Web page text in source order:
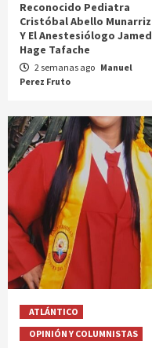
Reconocido Pediatra
Cristóbal Abello Munarriz
Y El Anestesiólogo Jamed
Hage Tafache
2 semanas ago Manuel
Perez Fruto
ATLÁNTICO
OPINIÓN Y COLUMNISTAS